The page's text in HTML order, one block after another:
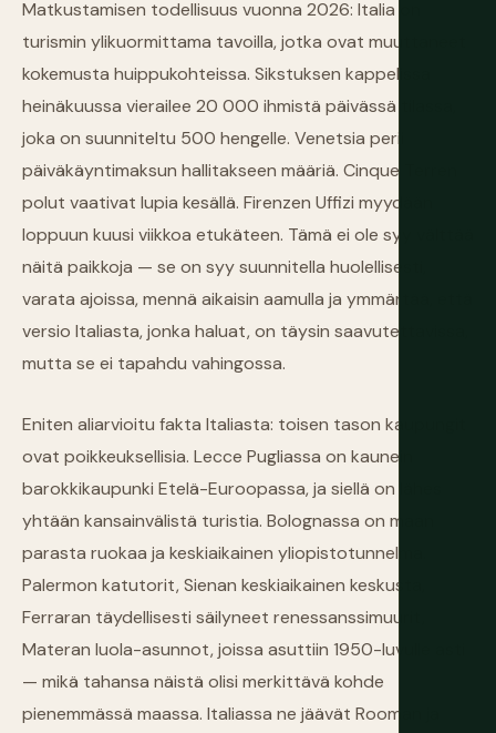
Matkustamisen todellisuus vuonna 2026: Italia on
turismin ylikuormittama tavoilla, jotka ovat muuttaneet
kokemusta huippukohteissa. Sikstuksen kappelissa
heinäkuussa vierailee 20 000 ihmistä päivässä tilassa,
joka on suunniteltu 500 hengelle. Venetsia perii
päiväkäyntimaksun hallitakseen määriä. Cinque Terren
polut vaativat lupia kesällä. Firenzen Uffizi myydään
loppuun kuusi viikkoa etukäteen. Tämä ei ole syy välttää
näitä paikkoja — se on syy suunnitella huolellisesti,
varata ajoissa, mennä aikaisin aamulla ja ymmärtää, että
versio Italiasta, jonka haluat, on täysin saavutettavissa,
mutta se ei tapahdu vahingossa.
Eniten aliarvioitu fakta Italiasta: toisen tason kaupungit
ovat poikkeuksellisia. Lecce Pugliassa on kaunein
barokkikaupunki Etelä-Euroopassa, ja siellä on lähes
yhtään kansainvälistä turistia. Bolognassa on maan
parasta ruokaa ja keskiaikainen yliopistotunnelma.
Palermon katutorit, Sienan keskiaikainen keskusta,
Ferraran täydellisesti säilyneet renessanssimuurit,
Materan luola-asunnot, joissa asuttiin 1950-luvulle asti
— mikä tahansa näistä olisi merkittävä kohde
pienemmässä maassa. Italiassa ne jäävät Rooman ja